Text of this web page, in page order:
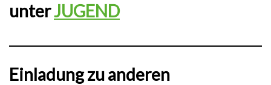
unterJUGEND
Einladung zu anderen